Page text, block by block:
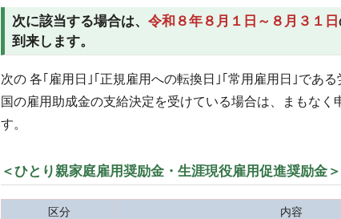
次に該当する場合は、 令和８年８月１日～８月３１日
到来します。
次の 各｢雇用日｣｢正規雇用への転換日｣｢常用雇用日｣である
国の雇用助成金の支給決定を受けている場合は、まもなく
す。
＜ひとり親家庭雇用奨励金・生涯現役雇用促進奨励金＞
区分
内容